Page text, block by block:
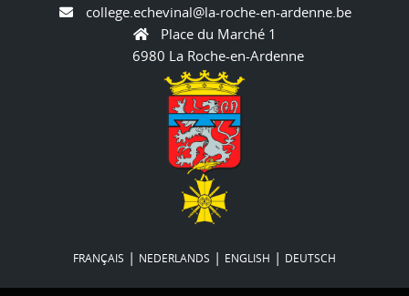
college.echevinal@la-roche-en-ardenne.be
Place du Marché 1
6980 La Roche-en-Ardenne
FRANÇAIS | NEDERLANDS | ENGLISH | DEUTSCH